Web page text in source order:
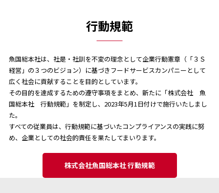
行動規範
魚国総本社は、社是・社訓を不変の理念として企業行動憲章（「３Ｓ
経営」の３つのビジョン）に基づきフードサービスカンパニーとして
広く社会に貢献することを目的としています。
その目的を達成するための遵守事項をまとめ、新たに「株式会社 魚
国総本社 行動規範」を制定し、2023年5月1日付けで施行いたしまし
た。
すべての従業員は、行動規範に基づいたコンプライアンスの実践に努
め、企業としての社会的責任を果たしてまいります。
株式会社魚国総本社 行動規範